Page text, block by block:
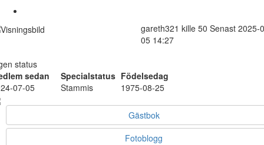
gareth321 kille 50 Senast 2025-
05 14:27
status
sedan
Specialstatus Födelsedag
07-05
Stammis 1975-08-25
Gästbok
Fotoblogg